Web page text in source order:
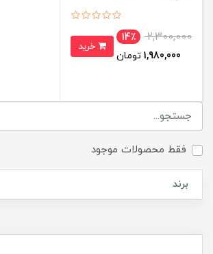
2,300,000
14٪
1,980,000 تومان
فقط محصولات موجود
برند